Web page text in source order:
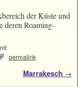
der Küste und
deren Roaming-
permalink
Marrakesch →